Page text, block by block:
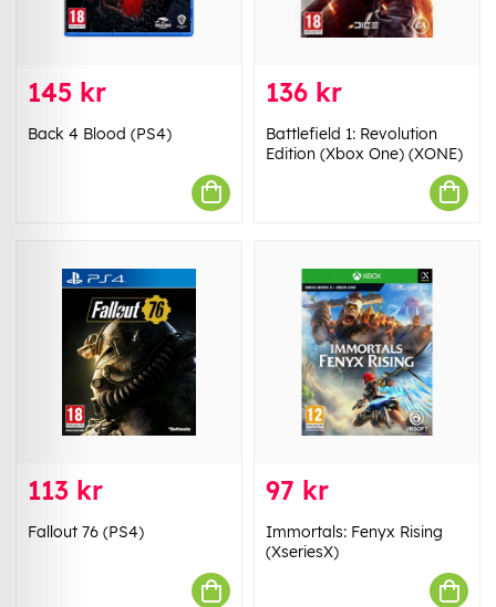
145 kr
Back 4 Blood (PS4)
136 kr
Battlefield 1: Revolution
Edition (Xbox One) (XONE)
113 kr
Fallout 76 (PS4)
97 kr
Immortals: Fenyx Rising
(XseriesX)